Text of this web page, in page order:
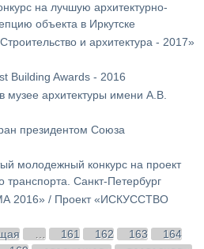
на лучшую архитектурно-
объекта в Иркутске
и архитектура - 2017»
Building Awards - 2016
музее архитектуры имени А.В.
президентом Союза
молодежный конкурс на проект
транспорта. Санкт-Петербург
2016» / Проект «ИСКУССТВО
161 162 163
164